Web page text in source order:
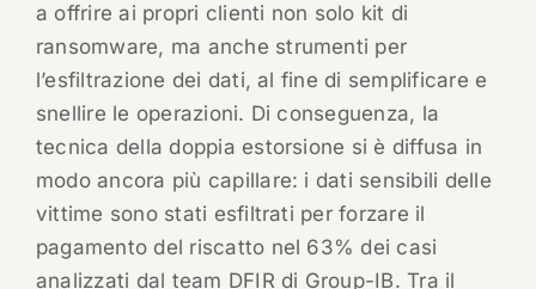
a offrire ai propri clienti non solo kit di
ransomware, ma anche strumenti per
l’esfiltrazione dei dati, al fine di semplificare e
snellire le operazioni. Di conseguenza, la
tecnica della doppia estorsione si è diffusa in
modo ancora più capillare: i dati sensibili delle
vittime sono stati esfiltrati per forzare il
pagamento del riscatto nel 63% dei casi
analizzati dal team DFIR di Group-IB. Tra il